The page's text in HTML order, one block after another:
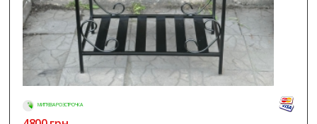
МИТТЄВА РОЗСТРОЧКА